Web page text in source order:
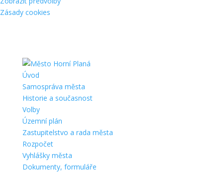
Zásady cookies
Úvod
Samospráva města
Historie a současnost
Volby
Územní plán
Zastupitelstvo a rada města
Rozpočet
Vyhlášky města
Dokumenty, formuláře